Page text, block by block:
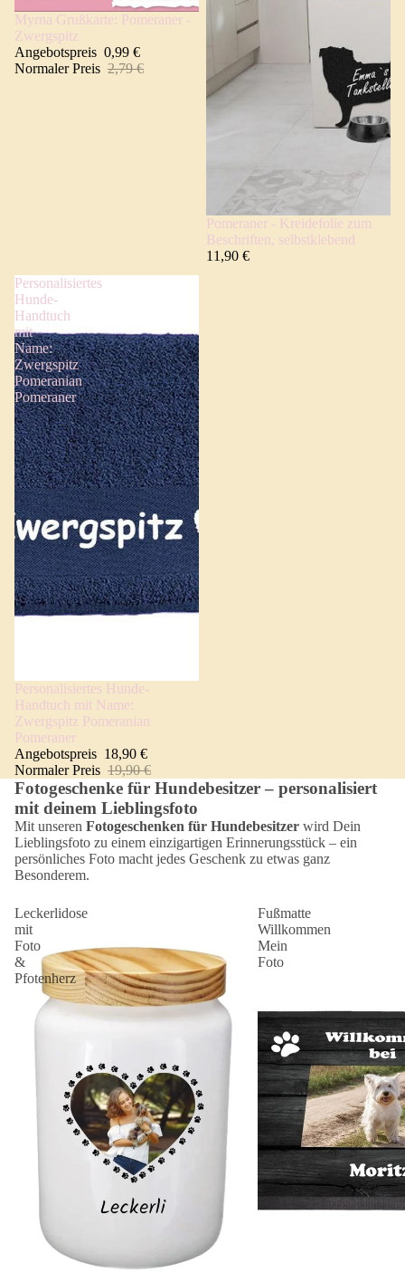
Angebot 🐾
Myrna Grußkarte: Pomeraner -
Zwergspitz
Angebotspreis 0,99 €
Normaler Preis 2,79 €
Pomeraner - Kreidefolie zum
Beschriften, selbstklebend
11,90 €
Personalisiertes
Hunde-
Handtuch
mit
Name:
Zwergspitz
Pomeranian
Pomeraner
Angebot 🐾
Personalisiertes Hunde-
Handtuch mit Name:
Zwergspitz Pomeranian
Pomeraner
Angebotspreis 18,90 €
Normaler Preis 19,90 €
Fotogeschenke für Hundebesitzer – personalisiert
mit deinem Lieblingsfoto
Mit unseren Fotogeschenken für Hundebesitzer wird Dein
Lieblingsfoto zu einem einzigartigen Erinnerungsstück – ein
persönliches Foto macht jedes Geschenk zu etwas ganz
Besonderem.
Leckerlidose
mit
Foto
&
Pfotenherz
Fußmatte
Willkommen
Mein
Foto